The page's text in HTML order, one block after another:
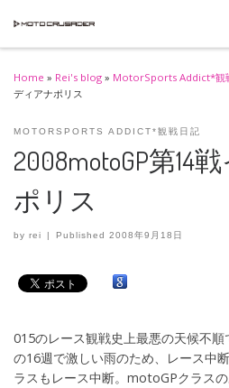
Skip to content
Home » Rei's blog » MotorSports Addict*観
ディアナポリス
MOTORSPORTS ADDICT*観戦日記
2008motoGP第14
ポリス
by rei Published2008年9月18日
015のレース観戦史上最悪の天候不
の16週で激しい雨のため、レース中
ラスもレース中断。motoGPクラス